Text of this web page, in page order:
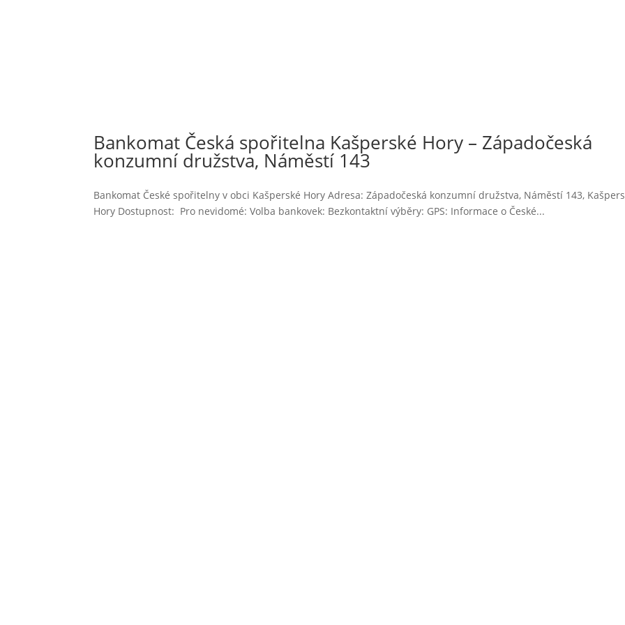
Bankomat Česká spořitelna Kašperské Hory – Západočeská
konzumní družstva, Náměstí 143
Bankomat České spořitelny v obci Kašperské Hory Adresa: Západočeská konzumní družstva, Náměstí 143,
Hory Dostupnost: Pro nevidomé: Volba bankovek: Bezkontaktní výběry: GPS: Informace o České...